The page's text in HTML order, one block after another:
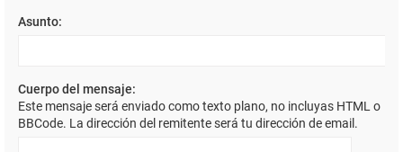
Asunto:
Cuerpo del mensaje:
Este mensaje será enviado como texto plano, no incluyas HTML o
BBCode. La dirección del remitente será tu dirección de email.